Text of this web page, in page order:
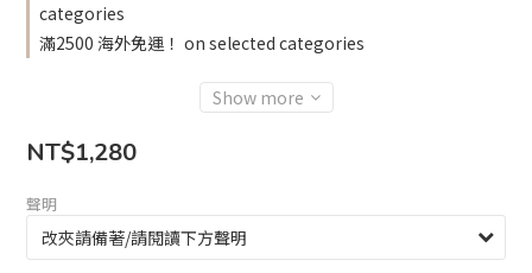
categories
滿2500 海外免運！ on selected categories
Show more
NT$1,280
聲明